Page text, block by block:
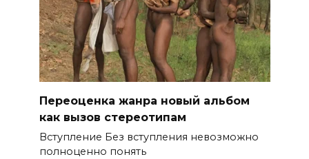
Переоценка жанра новый альбом
как вызов стереотипам
Вступление Без вступления невозможно
полноценно понять